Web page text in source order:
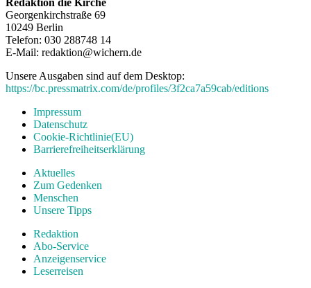
Redaktion die Kirche
Georgenkirchstraße 69
10249 Berlin
Telefon: 030 288748 14
E-Mail: redaktion@wichern.de
Unsere Ausgaben sind auf dem Desktop:
https://bc.pressmatrix.com/de/profiles/3f2ca7a59cab/editions
Impressum
Datenschutz
Cookie-Richtlinie(EU)
Barrierefreiheitserklärung
Aktuelles
Zum Gedenken
Menschen
Unsere Tipps
Redaktion
Abo-Service
Anzeigenservice
Leserreisen